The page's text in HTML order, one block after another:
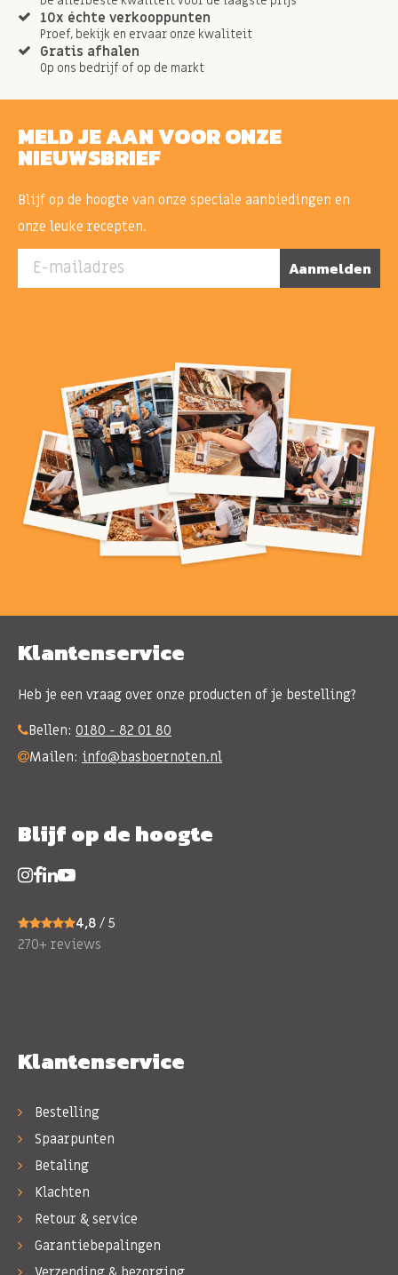
10x échte verkooppunten
Proef, bekijk en ervaar onze kwaliteit
Gratis afhalen
Op ons bedrijf of op de markt
MELD JE AAN VOOR ONZE
NIEUWSBRIEF
Blijf op de hoogte van onze speciale aanbiedingen en
onze leuke recepten.
E-mailadres Aanmelden
Klantenservice
Heb je een vraag over onze producten of je bestelling?
Bellen: 0180 - 82 01 80
Mailen: info@basboernoten.nl
Blijf op de hoogte
4,8 / 5
270+ reviews
Klantenservice
Bestelling
Spaarpunten
Betaling
Klachten
Retour & service
Garantiebepalingen